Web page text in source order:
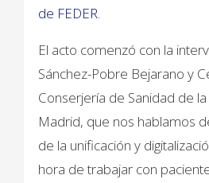
de FEDER.
El acto comenzó con la
Sánchez-Pobre Bejarano y
Conserjería de Sanidad de
Madrid, que nos hablamos
de la unificación y
hora de trabajar con